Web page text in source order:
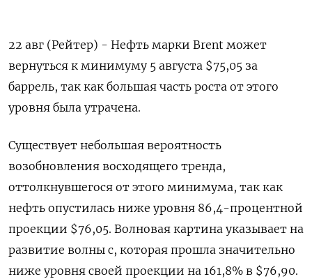
22 авг (Рейтер) - Нефть марки Brent может
вернуться к минимуму 5 августа $75,05 за
баррель, так как большая часть роста от этого
уровня была утрачена.
Существует небольшая вероятность
возобновления восходящего тренда,
оттолкнувшегося от этого минимума, так как
нефть опустилась ниже уровня 86,4-процентной
проекции $76,05. Волновая картина указывает на
развитие волны c, которая прошла значительно
ниже уровня своей проекции на 161,8% в $76,90.